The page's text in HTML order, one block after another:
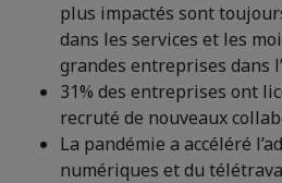
plus impactés sont
dans les services et les
grandes entreprises dans
31% des entreprises ont
recruté de nouveaux
La pandémie a accéléré
numériques et du